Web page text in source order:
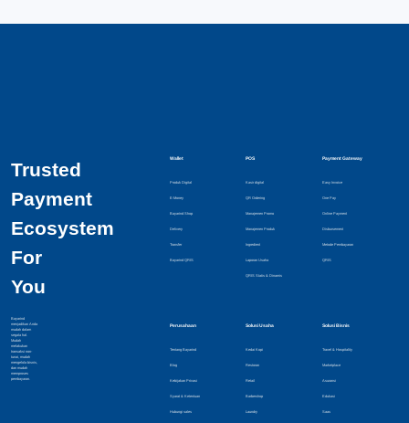
Trusted
Payment
Ecosystem
For
You
Bayarind
menjadikan Anda
mudah dalam
segala hal.
Mudah
melakukan
transaksi non-
tunai, mudah
mengelola bisnis,
dan mudah
memproses
pembayaran.
Wallet
Produk Digital
E-Money
Bayarind Shop
Delivery
Transfer
Bayarind QRIS
POS
Kasir digital
QR Ordering
Manajemen Promo
Manajemen Produk
Ingredient
Laporan Usaha
QRIS Statis & Dinamis
Payment Gateway
Easy Invoice
One Pay
Online Payment
Disbursement
Metode Pembayaran
QRIS
Perusahaan
Tentang Bayarind
Blog
Kebijakan Privasi
Syarat & Ketentuan
Hubungi sales
Solusi Usaha
Kedai Kopi
Restoran
Retail
Barbershop
Laundry
Solusi Bisnis
Travel & Hospitality
Marketplace
Asuransi
Edukasi
Saas